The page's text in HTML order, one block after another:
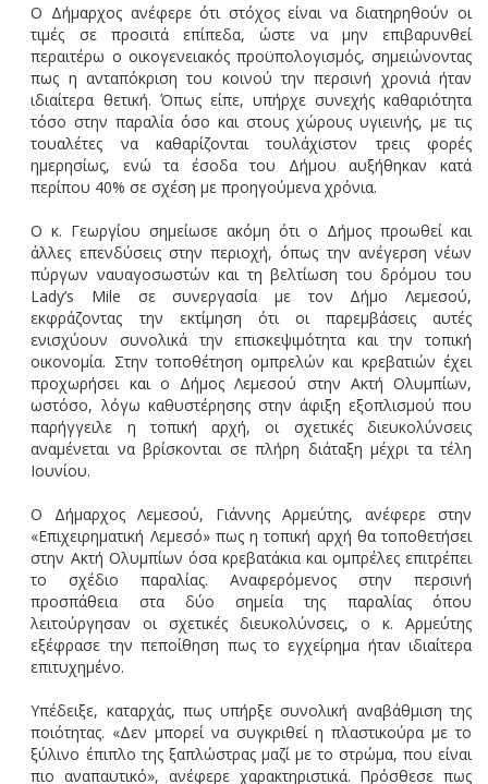
Ο Δήμαρχος ανέφερε ότι στόχος είναι να διατηρηθούν οι
τιμές σε προσιτά επίπεδα, ώστε να μην επιβαρυνθεί
περαιτέρω ο οικογενειακός προϋπολογισμός, σημειώνοντας
πως η ανταπόκριση του κοινού την περσινή χρονιά ήταν
ιδιαίτερα θετική. Όπως είπε, υπήρχε συνεχής καθαριότητα
τόσο στην παραλία όσο και στους χώρους υγιεινής, με τις
τουαλέτες να καθαρίζονται τουλάχιστον τρεις φορές
ημερησίως, ενώ τα έσοδα του Δήμου αυξήθηκαν κατά
περίπου 40% σε σχέση με προηγούμενα χρόνια.
Ο κ. Γεωργίου σημείωσε ακόμη ότι ο Δήμος προωθεί και
άλλες επενδύσεις στην περιοχή, όπως την ανέγερση νέων
πύργων ναυαγοσωστών και τη βελτίωση του δρόμου του
Lady’s Mile σε συνεργασία με τον Δήμο Λεμεσού,
εκφράζοντας την εκτίμηση ότι οι παρεμβάσεις αυτές
ενισχύουν συνολικά την επισκεψιμότητα και την τοπική
οικονομία. Στην τοποθέτηση ομπρελών και κρεβατιών έχει
προχωρήσει και ο Δήμος Λεμεσού στην Ακτή Ολυμπίων,
ωστόσο, λόγω καθυστέρησης στην άφιξη εξοπλισμού που
παρήγγειλε η τοπική αρχή, οι σχετικές διευκολύνσεις
αναμένεται να βρίσκονται σε πλήρη διάταξη μέχρι τα τέλη
Ιουνίου.
Ο Δήμαρχος Λεμεσού, Γιάννης Αρμεύτης, ανέφερε στην
«Επιχειρηματική Λεμεσό» πως η τοπική αρχή θα τοποθετήσει
στην Ακτή Ολυμπίων όσα κρεβατάκια και ομπρέλες επιτρέπει
το σχέδιο παραλίας. Αναφερόμενος στην περσινή
προσπάθεια στα δύο σημεία της παραλίας όπου
λειτούργησαν οι σχετικές διευκολύνσεις, ο κ. Αρμεύτης
εξέφρασε την πεποίθηση πως το εγχείρημα ήταν ιδιαίτερα
επιτυχημένο.
Υπέδειξε, καταρχάς, πως υπήρξε συνολική αναβάθμιση της
ποιότητας. «Δεν μπορεί να συγκριθεί η πλαστικούρα με το
ξύλινο έπιπλο της ξαπλώστρας μαζί με το στρώμα, που είναι
πιο αναπαυτικό», ανέφερε χαρακτηριστικά. Πρόσθεσε πως